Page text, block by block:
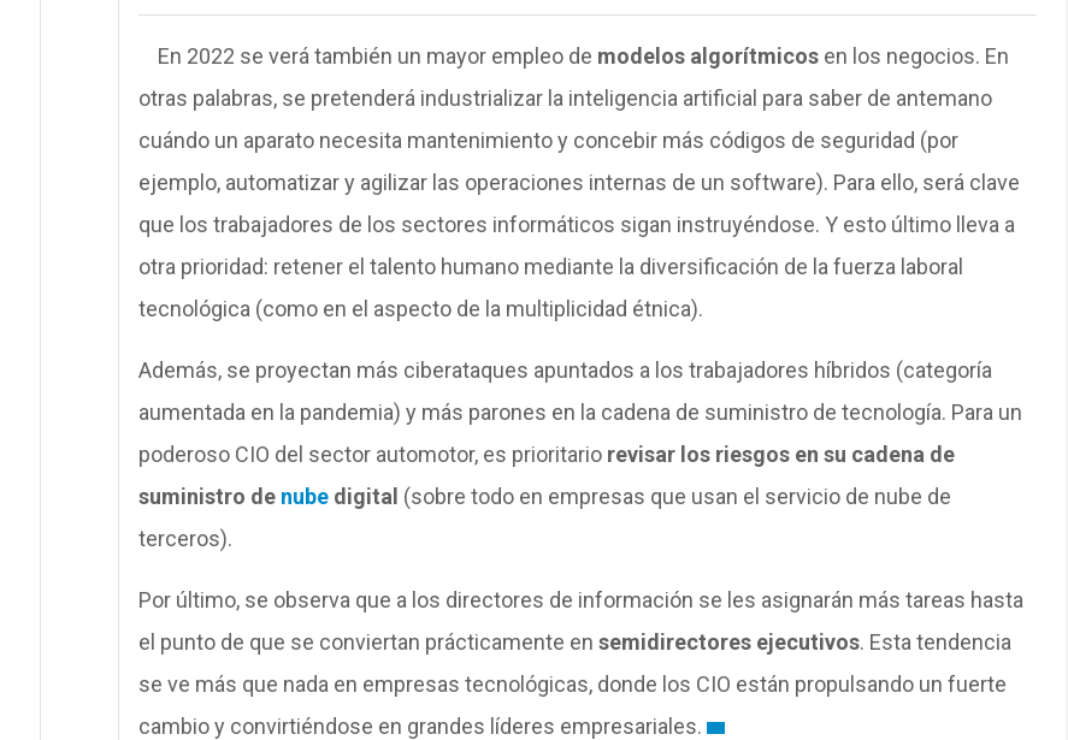
En 2022 se verá también un mayor empleo de modelos algorítmicosen los negocios. En
otras palabras, se pretenderá industrializar la inteligencia artificial para saber de antemano
cuándo un aparato necesita mantenimiento y concebir más códigos de seguridad (por
ejemplo, automatizar y agilizar las operaciones internas de un software). Para ello, será clave
que los trabajadores de los sectores informáticos sigan instruyéndose. Y esto último lleva a
otra prioridad: retener el talento humano mediante la diversificación de la fuerza laboral
tecnológica (como en el aspecto de la multiplicidad étnica).
Además, se proyectan más ciberataques apuntados a los trabajadores híbridos (categoría
aumentada en la pandemia) y más parones en la cadena de suministro de tecnología. Para un
poderoso CIO del sector automotor, es prioritario revisar los riesgos en su cadena de
suministro de nubedigital (sobre todo en empresas que usan el servicio de nube de
terceros).
Por último, se observa que a los directores de información se les asignarán más tareas hasta
el punto de que se conviertan prácticamente en semidirectores ejecutivos. Esta tendencia
se ve más que nada en empresas tecnológicas, donde los CIO están propulsando un fuerte
cambio y convirtiéndose en grandes líderes empresariales.